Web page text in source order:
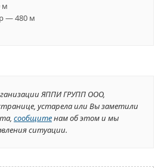
м
— 480 м
ЯППИ ГРУПП ООО,
устарела или Вы заметили
сообщитенам об этом и мы
ситуации.